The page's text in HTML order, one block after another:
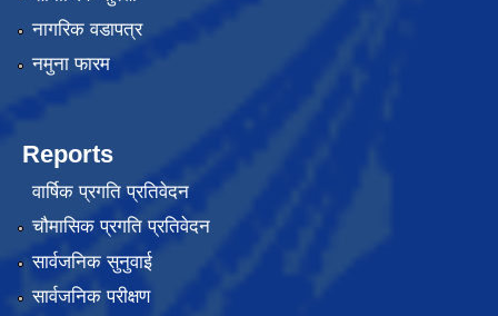
नागरिक वडापत्र
नमुना फारम
Reports
वार्षिक प्रगति प्रतिवेदन
चौमासिक प्रगति प्रतिवेदन
सार्वजनिक सुनुवाई
सार्वजनिक परीक्षण